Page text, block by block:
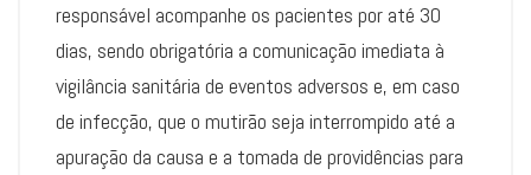
responsável acompanhe os pacientes por até 30
dias, sendo obrigatória a comunicação imediata à
vigilância sanitária de eventos adversos e, em caso
de infecção, que o mutirão seja interrompido até a
apuração da causa e a tomada de providências para